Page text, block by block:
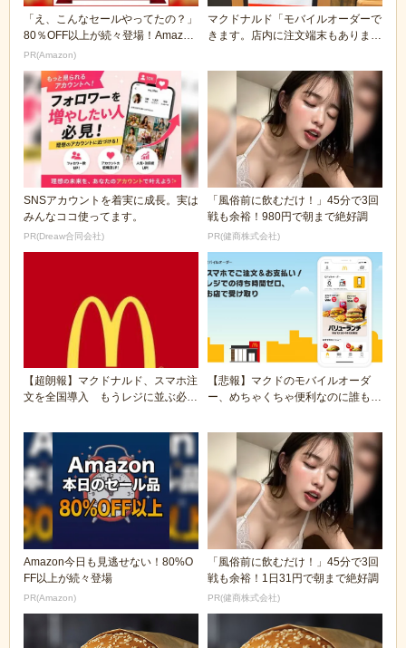
「え、こんなセールやってたの？」
80％OFF以上が続々登場！Amazon
の本気が...
PR(Amazon)
マクドナルド「モバイルオーダーで
きます。店内に注文端末もありま
SNSアカウントを着実に成長。実は
みんなココ使ってます。
PR(Dreaw合同会社)
「風俗前に飲むだけ！」45分で3回
戦も余裕！980円で朝まで絶好調
PR(健商株式会社)
【超朗報】マクドナルド、スマホ注
文を全国導入 もうレジに並ぶ必要
【悲報】マクドのモバイルオーダ
ー、めちゃくちゃ便利なのに誰も使
Amazon今日も見逃せない！80%O
FF以上が続々登場
PR(Amazon)
「風俗前に飲むだけ！」45分で3回
戦も余裕！1日31円で朝まで絶好調
PR(健商株式会社)